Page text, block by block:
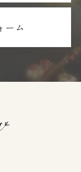
ーム